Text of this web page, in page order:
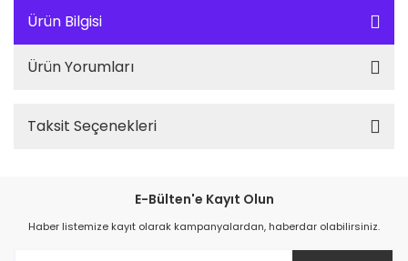
Ürün Bilgisi
Ürün Yorumları
Taksit Seçenekleri
E-Bülten'e Kayıt Olun
Haber listemize kayıt olarak kampanyalardan, haberdar olabilirsiniz.